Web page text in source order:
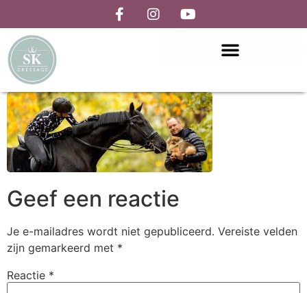
Geef een reactie
Je e-mailadres wordt niet gepubliceerd. Vereiste velden
zijn gemarkeerd met *
Reactie *